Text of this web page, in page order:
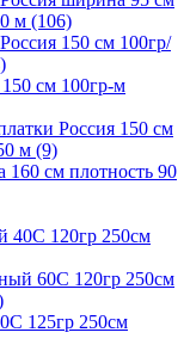
м (106)
150 см 100гр/
см 100гр-м
Россия 150 см
м (9)
см плотность 90
40С 120гр 250см
60С 120гр 250см
125гр 250см